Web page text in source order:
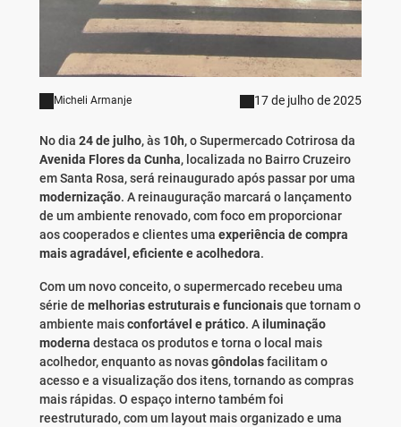
Micheli Armanje 17 de julho de 2025
No dia 24 de julho, às 10h, o Supermercado Cotrirosa da
Avenida Flores da Cunha, localizada no Bairro Cruzeiro
em Santa Rosa, será reinaugurado após passar por uma
modernização. A reinauguração marcará o lançamento
de um ambiente renovado, com foco em proporcionar
aos cooperados e clientes uma experiência de compra
mais agradável, eficiente e acolhedora.
Com um novo conceito, o supermercado recebeu uma
série de melhorias estruturais e funcionaisque tornam o
ambiente maisconfortável e prático. Ailuminação
moderna destaca os produtos e torna o local mais
acolhedor, enquanto as novasgôndolasfacilitam o
acesso e a visualização dos itens, tornando as compras
mais rápidas. O espaço interno também foi
reestruturado, com um layout mais organizado e uma